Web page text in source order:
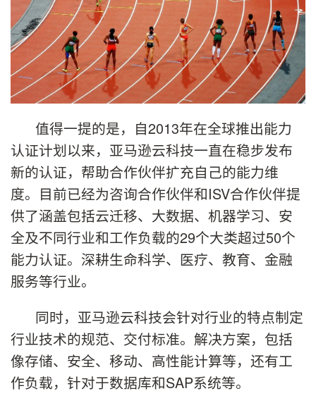
值得一提的是，自2013年在全球推出能力
认证计划以来，亚马逊云科技一直在稳步发布
新的认证，帮助合作伙伴扩充自己的能力维
度。目前已经为咨询合作伙伴和ISV合作伙伴提
供了涵盖包括云迁移、大数据、机器学习、安
全及不同行业和工作负载的29个大类超过50个
能力认证。深耕生命科学、医疗、教育、金融
服务等行业。
同时，亚马逊云科技会针对行业的特点制定
行业技术的规范、交付标准。解决方案，包括
像存储、安全、移动、高性能计算等，还有工
作负载，针对于数据库和SAP系统等。